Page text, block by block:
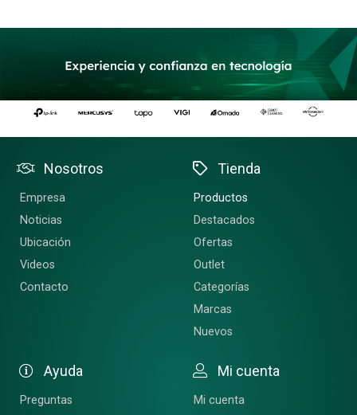
Nosotros
Empresa
Noticias
Ubicación
Videos
Contacto
Tienda
Productos
Destacados
Ofertas
Outlet
Categorías
Marcas
Nuevos
Ayuda
Preguntas
Mi cuenta
Mi cuenta